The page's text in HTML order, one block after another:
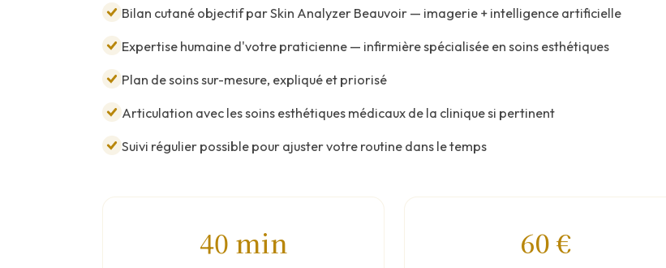
Bilan cutané objectif par Skin Analyzer Beauvoir — imagerie + intelligence artificielle
Expertise humaine d'votre praticienne — infirmière spécialisée en soins esthétiques
Plan de soins sur-mesure, expliqué et priorisé
Articulation avec les soins esthétiques médicaux de la clinique si pertinent
Suivi régulier possible pour ajuster votre routine dans le temps
40 min 60 €